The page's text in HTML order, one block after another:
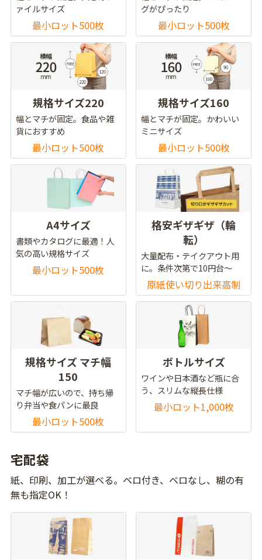
ァイルサイズ
最小ロット500枚
グがぴったり
最小ロット500枚
規格サイズ220
幅とマチが固定。食品や雑
貨におすすめ
最小ロット500枚
規格サイズ160
幅とマチが固定。かわいい
ミニサイズ
最小ロット500枚
A4サイズ
書類やカタログに最適！人
気の高い規格サイズ
最小ロット500枚
格安ギザギザ（輪
転）
大量配布・テイクアウト用
に。条件次第で10円台～
原紙使い切り出来高制
規格サイズ マチ幅
150
マチ幅が広いので、持ち帰
り弁当や食パンに最良
最小ロット500枚
ボトルサイズ
ワインや日本酒など瓶に合
う、スリムな縦長仕様
最小ロット1,000枚
宅配袋
紙、印刷、加工が選べる。ベロ付き、ベロなし、糊の有
無も指定OK！